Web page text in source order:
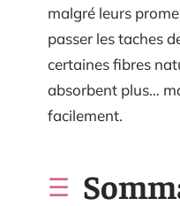
malgré leurs
passer les taches
certaines fibres
absorbent plus…
facilement.